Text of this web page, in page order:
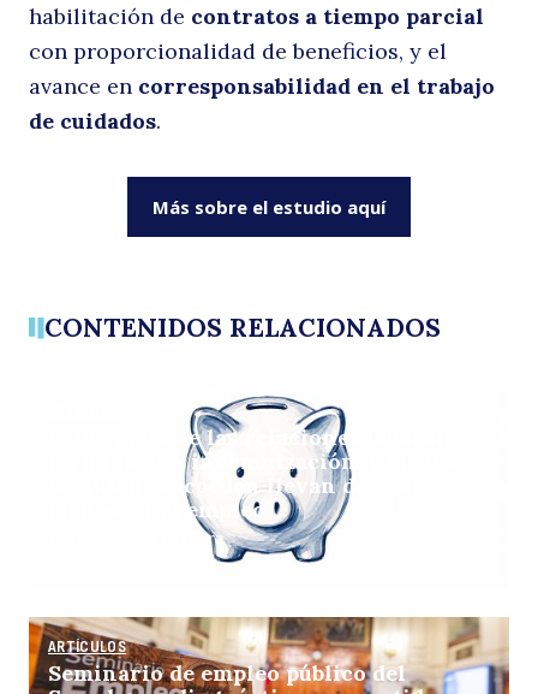
habilitación de contratos a tiempo parcial
con proporcionalidad de beneficios, y el
avance en corresponsabilidad en el trabajo
de cuidados.
Más sobre el estudio aquí
CONTENIDOS RELACIONADOS
Solo el 14% de las relaciones laborales
termina con indemnización, y el 60%
de quienes acceden llevan dos años o
menos en el empleo
Por: Pulso La Tercera
ARTÍCULOS
Seminario de empleo público del